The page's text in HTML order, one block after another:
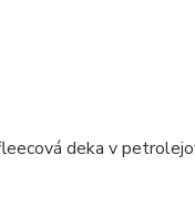
deka v